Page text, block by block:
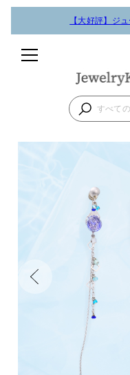
【大好評】ジ